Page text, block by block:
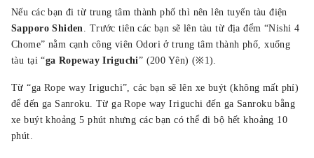
Nếu các bạn đi từ trung tâm thành phố thì nên lên tuyến tàu điện
Sapporo Shiden. Trước tiên các bạn sẽ lên tàu từ địa đểm “Nishi 4
Chome” nằm cạnh công viên Odori ở trung tâm thành phố, xuống
tàu tại “ga Ropeway Iriguchi” (200 Yên) (※1).
Từ “ga Rope way Iriguchi”, các bạn sẽ lên xe buýt (không mất phí)
để đến ga Sanroku. Từ ga Rope way Iriguchi đến ga Sanroku bằng
xe buýt khoảng 5 phút nhưng các bạn có thể đi bộ hết khoảng 10
phút.